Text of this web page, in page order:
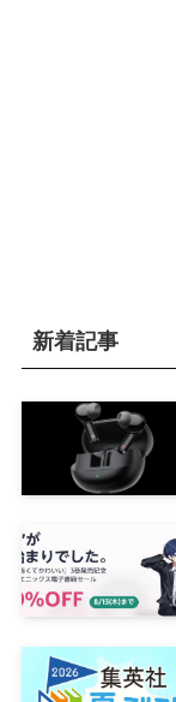
新着記事